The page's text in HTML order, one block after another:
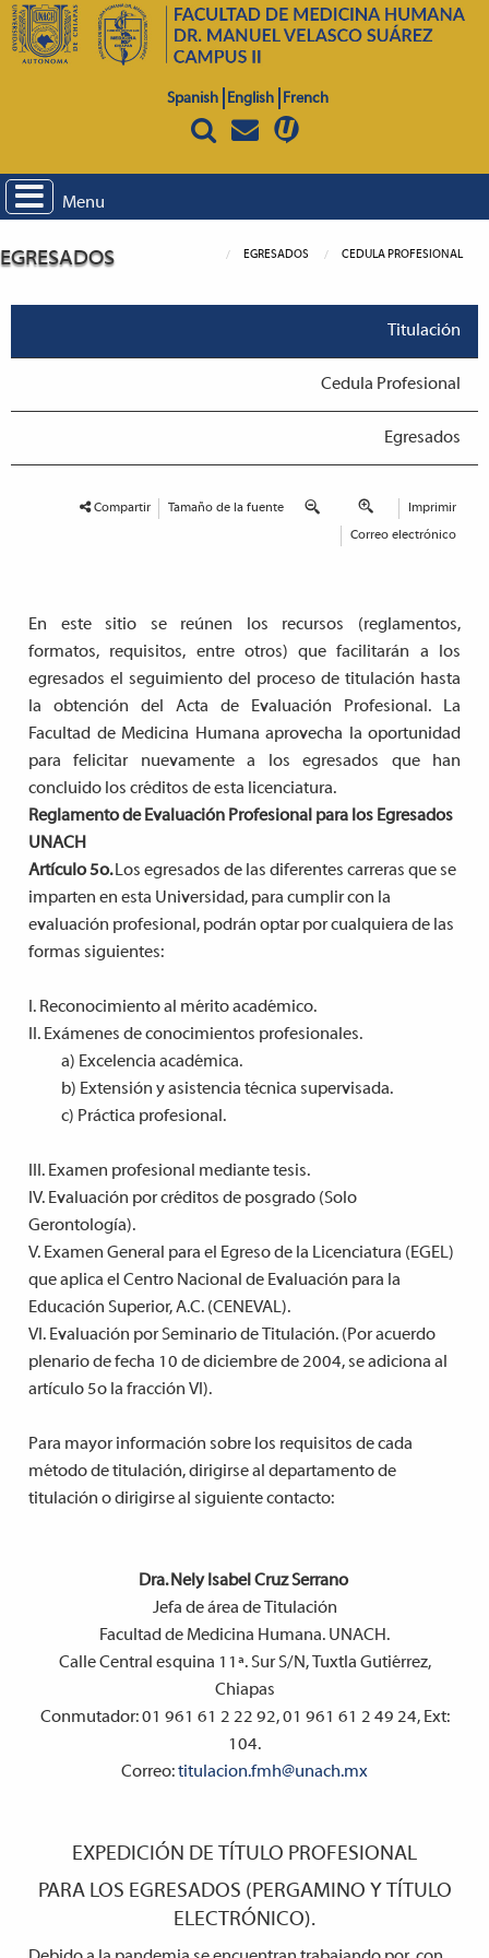
Spanish English French
Menu
EGRESADOS CEDULA PROFESIONAL
EGRESADOS
Titulación
Cedula Profesional
Egresados
Compartir Tamaño de la fuente Imprimir
Correo electrónico
En este sitio se reúnen los recursos (reglamentos,
formatos, requisitos, entre otros) que facilitarán a los
egresados el seguimiento del proceso de titulación hasta
la obtención del Acta de Evaluación Profesional. La
Facultad de Medicina Humana aprovecha la oportunidad
para felicitar nuevamente a los egresados que han
concluido los créditos de esta licenciatura.
Reglamento de Evaluación Profesional para los Egresados
UNACH
Artículo 5o.Los egresados de las diferentes carreras que se
imparten en esta Universidad, para cumplir con la
evaluación profesional, podrán optar por cualquiera de las
formas siguientes:
I. Reconocimiento al mérito académico.
II. Exámenes de conocimientos profesionales.
a) Excelencia académica.
b) Extensión y asistencia técnica supervisada.
c) Práctica profesional.
III. Examen profesional mediante tesis.
IV. Evaluación por créditos de posgrado (Solo
Gerontología).
V. Examen General para el Egreso de la Licenciatura (EGEL)
que aplica el Centro Nacional de Evaluación para la
Educación Superior, A.C. (CENEVAL).
VI. Evaluación por Seminario de Titulación. (Por acuerdo
plenario de fecha 10 de diciembre de 2004, se adiciona al
artículo 5o la fracción VI).
Para mayor información sobre los requisitos de cada
método de titulación, dirigirse al departamento de
titulación o dirigirse al siguiente contacto:
Dra. Nely Isabel Cruz Serrano
Jefa de área de Titulación
Facultad de Medicina Humana. UNACH.
Calle Central esquina 11ª. Sur S/N, Tuxtla Gutiérrez,
Chiapas
Conmutador: 01 961 61 2 22 92, 01 961 61 2 49 24, Ext:
104.
Correo:titulacion.fmh@unach.mx
EXPEDICIÓN DE TÍTULO PROFESIONAL
PARA LOS EGRESADOS (PERGAMINO Y TÍTULO
ELECTRÓNICO).